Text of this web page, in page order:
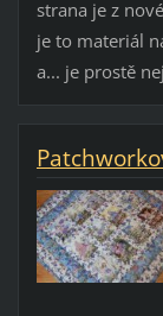
strana je z
je to materiál
a... je prostě